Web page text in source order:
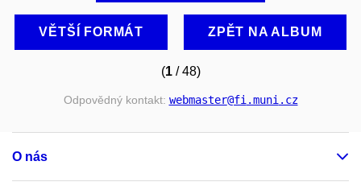
VĚTŠÍ FORMÁT ZPĚT NA ALBUM
(1/ 48)
Odpovědný kontakt: webmaster@fi.muni.cz
O nás